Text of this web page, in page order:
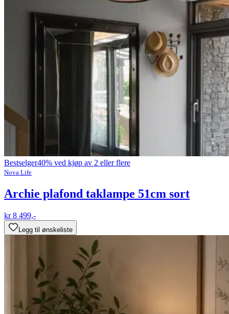
Bestselger40% ved kjøp av 2 eller flere
Nova Life
Archie plafond taklampe 51cm sort
kr 8 499,-
Legg til ønskeliste